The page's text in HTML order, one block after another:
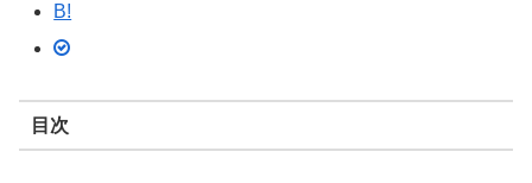
B!
目次